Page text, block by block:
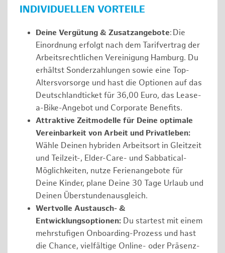
INDIVIDUELLEN VORTEILE
Deine Vergütung & Zusatzangebote: Die
Einordnung erfolgt nach dem Tarifvertrag der
Arbeitsrechtlichen Vereinigung Hamburg. Du
erhältst Sonderzahlungen sowie eine Top-
Altersvorsorge und hast die Optionen auf das
Deutschlandticket für 36,00 Euro, das Lease-
a-Bike-Angebot und Corporate Benefits.
Attraktive Zeitmodelle für Deine optimale
Vereinbarkeit von Arbeit und Privatleben:
Wähle Deinen hybriden Arbeitsort in Gleitzeit
und Teilzeit-, Elder-Care- und Sabbatical-
Möglichkeiten, nutze Ferienangebote für
Deine Kinder, plane Deine 30 Tage Urlaub und
Deinen Überstundenausgleich.
Wertvolle Austausch- &
Entwicklungsoptionen: Du startest mit einem
mehrstufigen Onboarding-Prozess und hast
die Chance, vielfältige Online- oder Präsenz-